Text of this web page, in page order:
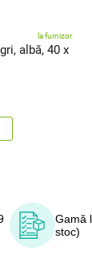
la furnizor
albă, 40 x
Gamă
stoc)